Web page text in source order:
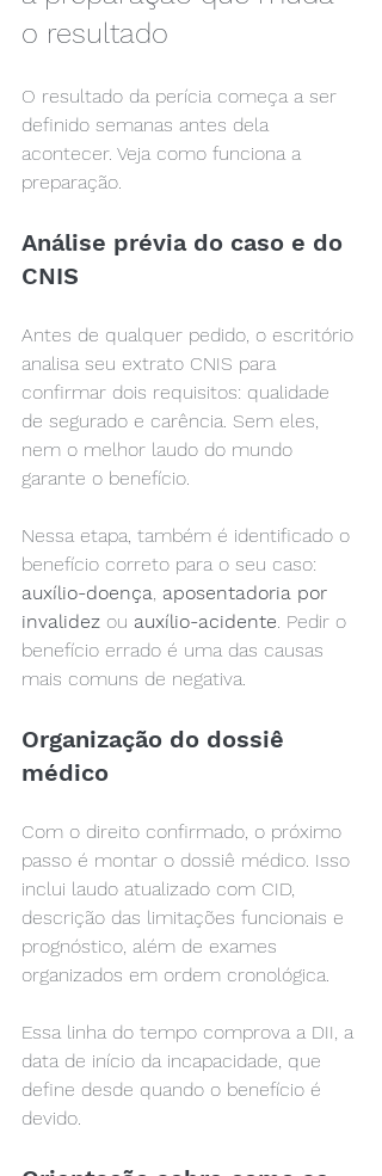
o resultado
O resultado da perícia começa a ser
definido semanas antes dela
acontecer. Veja como funciona a
preparação.
Análise prévia do caso e do
CNIS
Antes de qualquer pedido, o escritório
analisa seu extrato CNIS para
confirmar dois requisitos: qualidade
de segurado e carência. Sem eles,
nem o melhor laudo do mundo
garante o benefício.
Nessa etapa, também é identificado o
benefício correto para o seu caso:
auxílio-doença, aposentadoria por
invalidez ou auxílio-acidente. Pedir o
benefício errado é uma das causas
mais comuns de negativa.
Organização do dossiê
médico
Com o direito confirmado, o próximo
passo é montar o dossiê médico. Isso
inclui laudo atualizado com CID,
descrição das limitações funcionais e
prognóstico, além de exames
organizados em ordem cronológica.
Essa linha do tempo comprova a DII, a
data de início da incapacidade, que
define desde quando o benefício é
devido.